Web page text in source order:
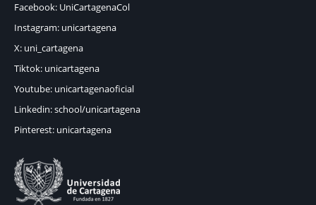
Facebook: UniCartagenaCol
Instagram: unicartagena
X: uni_cartagena
Tiktok: unicartagena
Youtube: unicartagenaoficial
Linkedin: school/unicartagena
Pinterest: unicartagena